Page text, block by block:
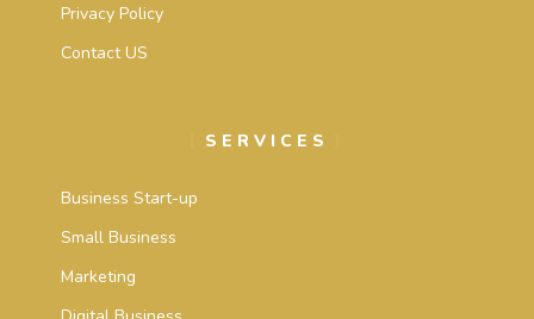
Privacy Policy
Contact US
SERVICES
Business Start-up
Small Business
Marketing